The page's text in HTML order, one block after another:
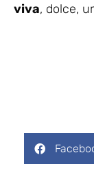
viva, dolce,